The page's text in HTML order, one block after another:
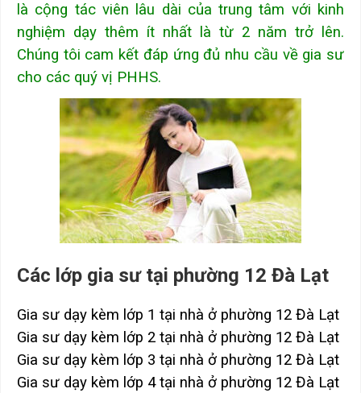
là cộng tác viên lâu dài của trung tâm với kinh
nghiệm dạy thêm ít nhất là từ 2 năm trở lên.
Chúng tôi cam kết đáp ứng đủ nhu cầu về gia sư
cho các quý vị PHHS.
Các lớp gia sư tại phường 12 Đà Lạt
Gia sư dạy kèm lớp 1 tại nhà ở phường 12 Đà Lạt
Gia sư dạy kèm lớp 2 tại nhà ở phường 12 Đà Lạt
Gia sư dạy kèm lớp 3 tại nhà ở phường 12 Đà Lạt
Gia sư dạy kèm lớp 4 tại nhà ở phường 12 Đà Lạt